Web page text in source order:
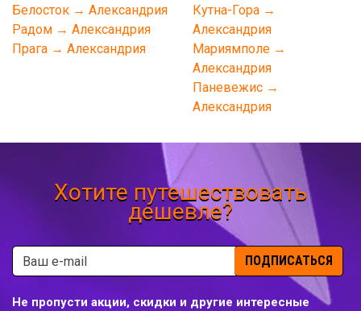
Белосток → Александрия
Радом → Александрия
Прага → Александрия
Кутна-Гора →
Александрия
Мариямполе →
Александрия
Паневежис →
Александрия
Хотите путешествовать
дешевле?
ПОДПИСАТЬСЯ
Не пропусти акции, скидки и другие интересные